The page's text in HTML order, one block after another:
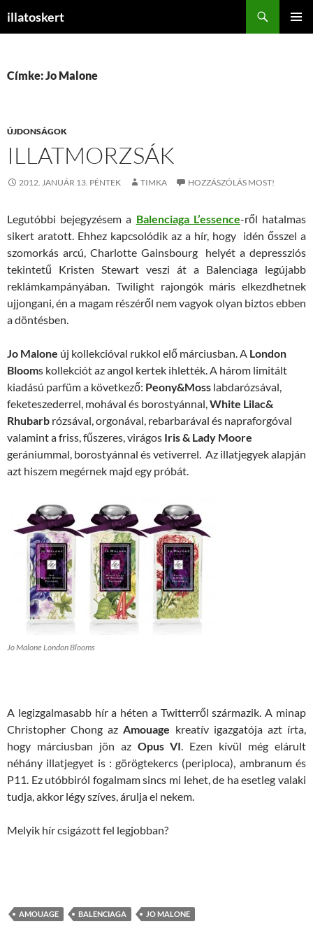
illatoskert
Címke: Jo Malone
ÚJDONSÁGOK
ILLATMORZSÁK
2012. JANUÁR 13. PÉNTEK TIMKA HOZZÁSZÓLÁS MOST!
Legutóbbi bejegyzésem a Balenciaga L’essence-ről hatalmas
sikert aratott. Ehhez kapcsolódik az a hír, hogy idén ősszel a
szomorkás arcú, Charlotte Gainsbourg helyét a depressziós
tekintetű Kristen Stewart veszi át a Balenciaga legújabb
reklámkampányában. Twilight rajongók máris elkezdhetnek
ujjongani, én a magam részéről nem vagyok olyan biztos ebben
a döntésben.
Jo Malone új kollekcióval rukkol elő márciusban. A London
Blooms kollekciót az angol kertek ihlették. A három limitált
kiadású parfüm a következő: Peony&Moss labdarózsával,
feketeszederrel, mohával és borostyánnal,White Lilac&
Rhubarb rózsával, orgonával, rebarbarával és napraforgóval
valamint a friss, fűszeres, virágos Iris & Lady Moore
gerániummal, borostyánnal és vetiverrel. Az illatjegyek alapján
azt hiszem megérnek majd egy próbát.
Jo Malone London Blooms
A legizgalmasabb hír a héten a Twitterről származik. A minap
Christopher Chong azAmouage kreatív igazgatója azt írta,
hogy márciusban jön azOpus VI. Ezen kívül még elárult
néhány illatjegyet is : görögtekercs (periploca), ambranum és
P11. Ez utóbbiról fogalmam sincs mi lehet, de ha esetleg valaki
tudja, akkor légy szíves, árulja el nekem.
Melyik hír csigázott fel legjobban?
AMOUAGE BALENCIAGA JO MALONE